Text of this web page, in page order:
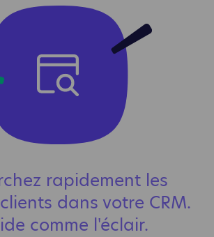
rapidement les
dans votre CRM.
comme l'éclair.